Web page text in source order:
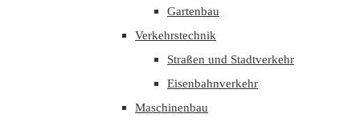
Gartenbau
Verkehrstechnik
Straßen und Stadtverkehr
Eisenbahnverkehr
Maschinenbau